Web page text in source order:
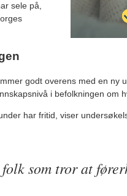
sele på,
godt overens med en ny
i befolkningen om
har fritid, viser
som tror at